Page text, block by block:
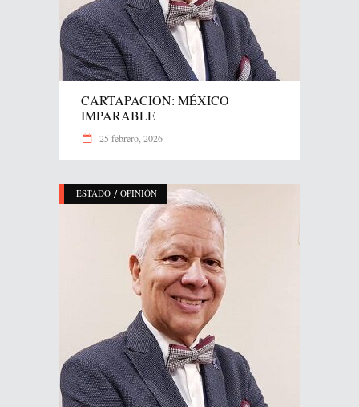
CARTAPACION: MÉXICO
IMPARABLE
25 febrero, 2026
ESTADO / OPINIÓN